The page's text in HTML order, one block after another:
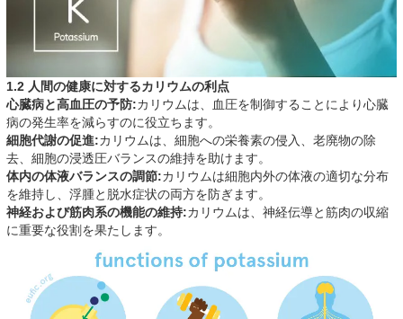
1.2 人間の健康に対するカリウムの利点
心臓病と高血圧の予防:カリウムは、血圧を制御することにより心臓
病の発生率を減らすのに役立ちます。
細胞代謝の促進:カリウムは、細胞への栄養素の侵入、老廃物の除
去、細胞の浸透圧バランスの維持を助けます。
体内の体液バランスの調節:カリウムは細胞内外の体液の適切な分布
を維持し、浮腫と脱水症状の両方を防ぎます。
神経および筋肉系の機能の維持:カリウムは、神経伝導と筋肉の収縮
に重要な役割を果たします。